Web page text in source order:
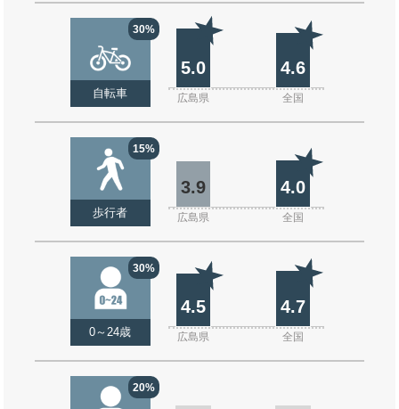
30%
自転車
5.0 4.6
広島県 全国
15%
歩行者
3.9 4.0
広島県 全国
30%
0～24歳
4.5 4.7
広島県 全国
20%